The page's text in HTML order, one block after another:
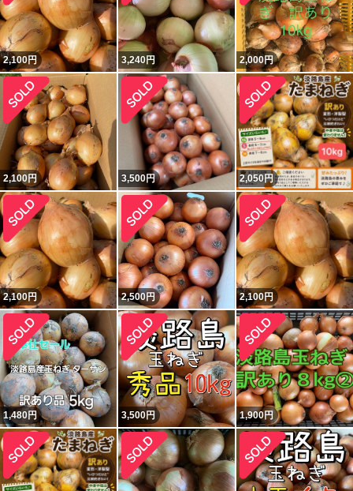
2,100円 3,240円 2,000円
2,100円 3,500円 2,050円
2,100円 2,500円 2,100円
1,480円 3,500円 1,900円